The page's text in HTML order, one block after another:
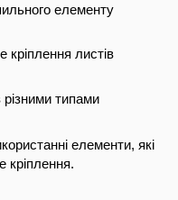
елементу
кріплення листів
різними типами
елементи, які
кріплення.